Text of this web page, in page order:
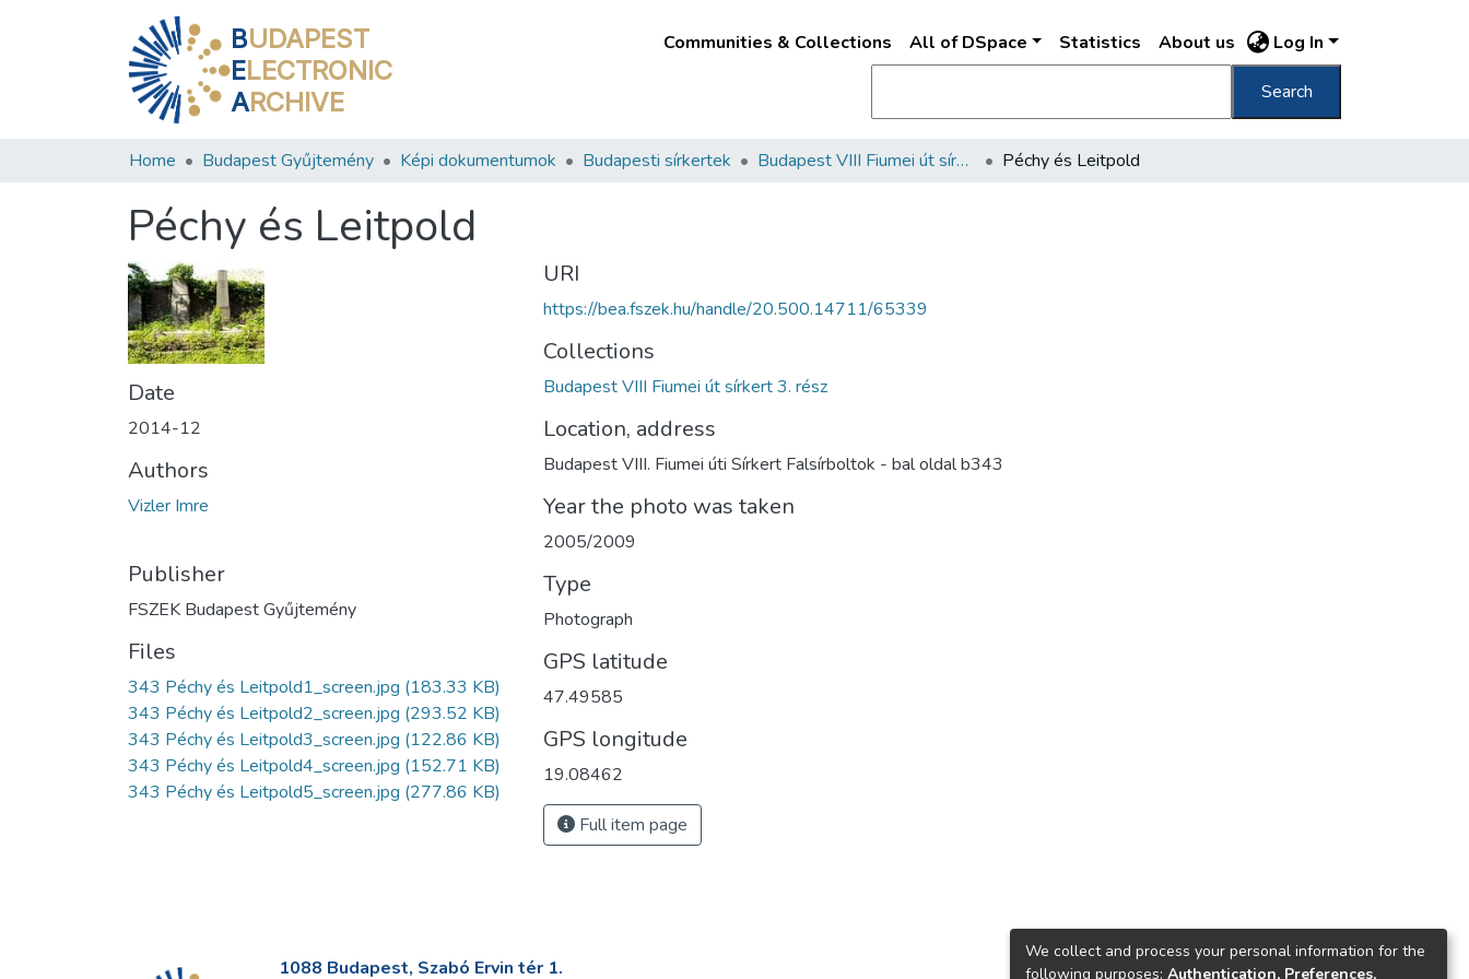
BUDAPEST
ELECTRONIC
ARCHIVE
Communities & Collections All of DSpace Statistics About us Log In
Search
Home Budapest Gyűjtemény Képi dokumentumok Budapesti sírkertek Budapest VIII Fiumei út sírkert 3. rész Péchy és Leitpold
Péchy és Leitpold
Date
2014-12
Authors
Vizler Imre
Publisher
FSZEK Budapest Gyűjtemény
Files
343 Péchy és Leitpold1_screen.jpg (183.33 KB)
343 Péchy és Leitpold2_screen.jpg (293.52 KB)
343 Péchy és Leitpold3_screen.jpg (122.86 KB)
343 Péchy és Leitpold4_screen.jpg (152.71 KB)
343 Péchy és Leitpold5_screen.jpg (277.86 KB)
URI
https://bea.fszek.hu/handle/20.500.14711/65339
Collections
Budapest VIII Fiumei út sírkert 3. rész
Location, address
Budapest VIII. Fiumei úti Sírkert Falsírboltok - bal oldal b343
Year the photo was taken
2005/2009
Type
Photograph
GPS latitude
47.49585
GPS longitude
19.08462
Full item page
1088 Budapest, Szabó Ervin tér 1.
We collect and process your personal information for the
following purposes: Authentication, Preferences,